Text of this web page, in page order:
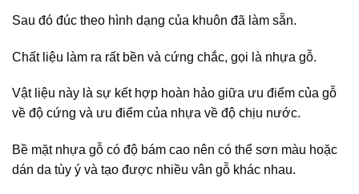
Sau đó đúc theo hình dạng của khuôn đã làm sẵn.
Chất liệu làm ra rất bền và cứng chắc, gọi là nhựa gỗ.
Vật liệu này là sự kết hợp hoàn hảo giữa ưu điểm của gỗ
về độ cứng và ưu điểm của nhựa về độ chịu nước.
Bề mặt nhựa gỗ có độ bám cao nên có thể sơn màu hoặc
dán da tùy ý và tạo được nhiều vân gỗ khác nhau.